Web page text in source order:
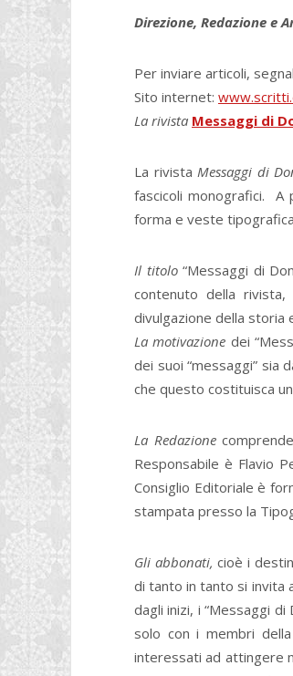
Direzione, Redazione e
Per inviare articoli,
Sito internet:
La rivista Messaggi di
La rivistaMessaggi di
fascicoli monografici. A
forma e veste
Il titolo“Messaggi di
contenuto della
divulgazione della storia
La motivazione dei
dei suoi “messaggi” sia
che questo costituisca
La Redazione
Responsabile è Flavio
Consiglio Editoriale è
stampata presso la
Gli abbonati, cioè i
di tanto in tanto si invita
dagli inizi, i “Messaggi
solo con i membri
interessati ad attingere